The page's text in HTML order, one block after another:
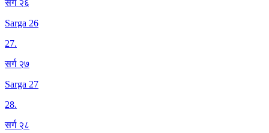
सर्ग २६
Sarga 26
27.
सर्ग २७
Sarga 27
28.
सर्ग २८